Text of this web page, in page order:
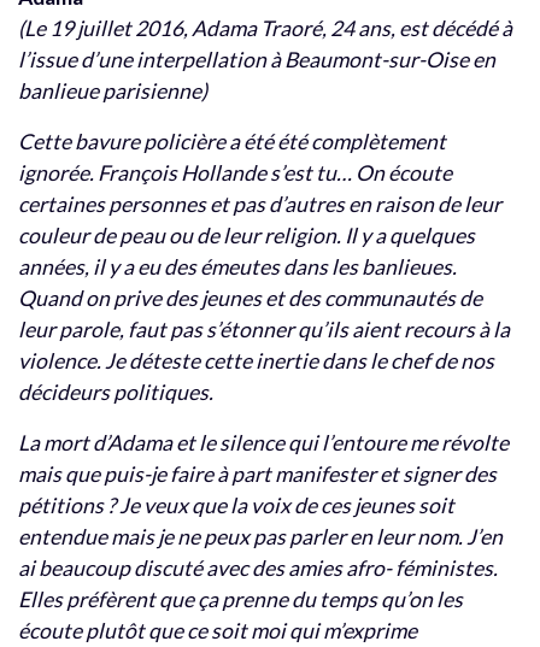
(Le 19 juillet 2016, Adama Traoré, 24 ans, est décédé à
l’issue d’une interpellation à Beaumont-sur-Oise en
banlieue parisienne)
Cette bavure policière a été été complètement
ignorée. François Hollande s’est tu… On écoute
certaines personnes et pas d’autres en raison de leur
couleur de peau ou de leur religion. Il y a quelques
années, il y a eu des émeutes dans les banlieues.
Quand on prive des jeunes et des communautés de
leur parole, faut pas s’étonner qu’ils aient recours à la
violence. Je déteste cette inertie dans le chef de nos
décideurs politiques.
La mort d’Adama et le silence qui l’entoure me révolte
mais que puis-je faire à part manifester et signer des
pétitions ? Je veux que la voix de ces jeunes soit
entendue mais je ne peux pas parler en leur nom. J’en
ai beaucoup discuté avec des amies afro- féministes.
Elles préfèrent que ça prenne du temps qu’on les
écoute plutôt que ce soit moi qui m’exprime